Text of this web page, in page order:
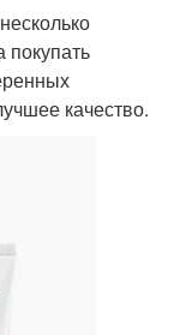
качество.